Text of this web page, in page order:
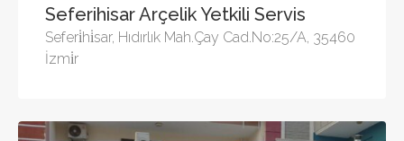
Seferihisar Arçelik Yetkili Servis
Seferi̇hi̇sar, Hıdırlık Mah.Çay Cad.No:25/A, 35460
İzmi̇r